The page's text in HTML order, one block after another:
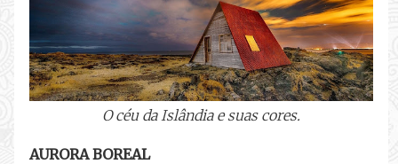
O céu da Islândia e suas cores.
AURORA BOREAL